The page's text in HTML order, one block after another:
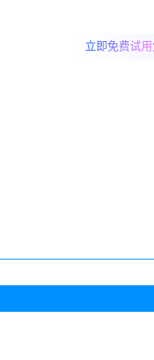
立即免费试用